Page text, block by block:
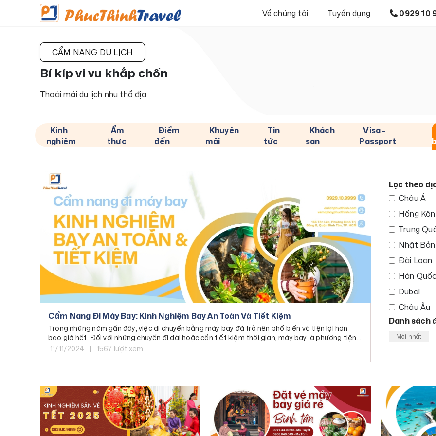
Về chúng tôi Tuyển dụng 0929 10
CẨM NANG DU LỊCH
Bí kíp vi vu khắp chốn
Thoải mái du lịch nhu thổ địa
Kinh
nghiệm
Ẩm
thực
Điểm
đến
Khuyến
mãi
Tin
tức
Khách
sạn
Visa -
Passport
Cẩm Nang Đi Máy Bay: Kinh Nghiệm Bay An Toàn Và Tiết Kiệm
Trong những năm gần đây, việc di chuyển bằng máy bay đã trở nên phổ biến và tiện lợi hơn
bao giờ hết. Đối với những chuyến đi dài hoặc cần tiết kiệm thời gian, máy bay là phương tiện
nhanh chóng và hiệu quả nhất.
11/11/2024 | 1567 lượt xem
Lọc theo
Châu Á
Hồng
Trung
Nhật Bản
Đài Loan
Hàn Quốc
Dubai
Châu Âu
Đông
Tour Du
gói
Tour đi
Malaysia
Đêm
Danh sách
Mới nhất